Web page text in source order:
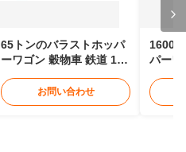
65トンのバラストホッパ
ーワゴン 穀物車 鉄道 12 -
お問い合わせ
パーワ
ター駆